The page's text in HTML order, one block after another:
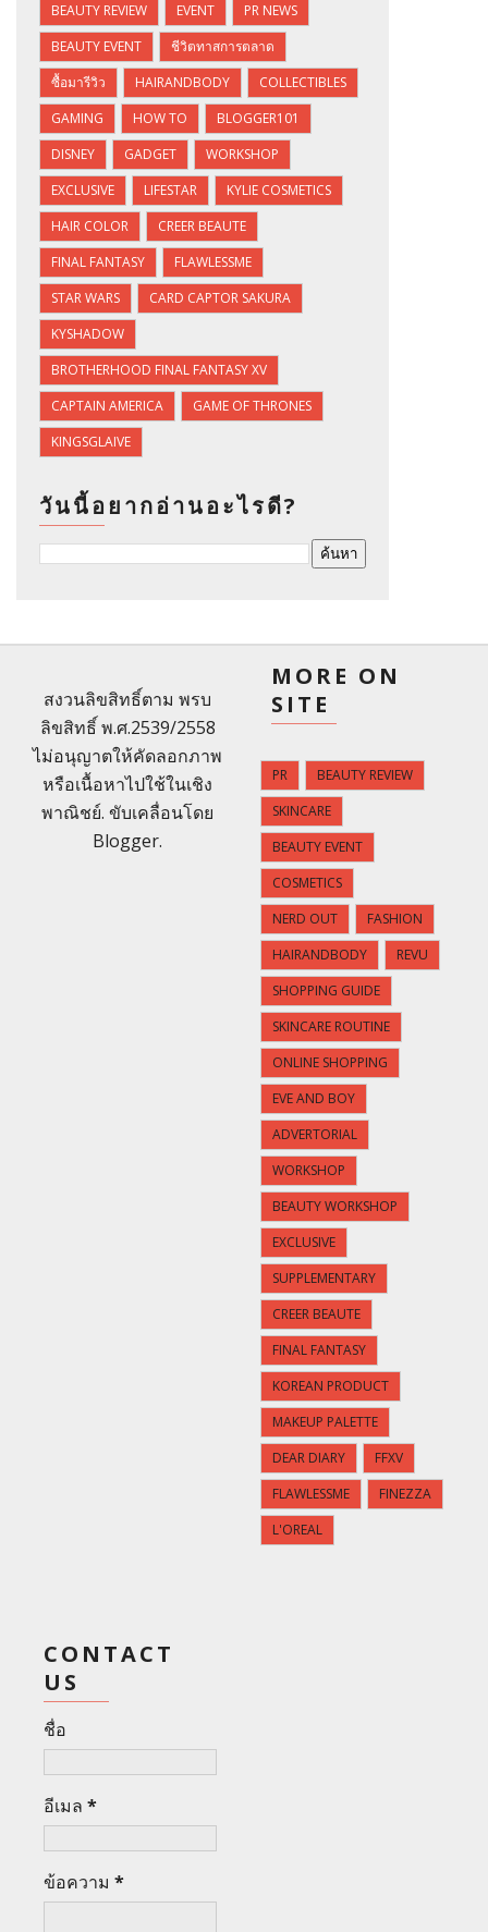
BEAUTY REVIEW EVENT
PR NEWS
BEAUTY EVENT
ชีวิตทาสการตลาด
ซื้อมารีวิว
HAIRANDBODY
COLLECTIBLES
GAMING
HOW TO
BLOGGER101
DISNEY
GADGET
WORKSHOP
EXCLUSIVE
LIFESTAR
KYLIE COSMETICS
HAIR COLOR
CREER BEAUTE
FINAL FANTASY
FLAWLESSME
STAR WARS
CARD CAPTOR SAKURA
KYSHADOW
BROTHERHOOD FINAL FANTASY XV
CAPTAIN AMERICA
GAME OF THRONES
KINGSGLAIVE
วันนี้อยากอ่านอะไรดี?
สงวนลิขสิทธิ์ตาม พรบ
ลิขสิทธิ์ พ.ศ.2539/2558
ไม่อนุญาตให้คัดลอกภาพ
หรือเนื้อหาไปใช้ในเชิง
พาณิชย์. ขับเคลื่อนโดย
Blogger.
MORE ON
SITE
PR
BEAUTY REVIEW
SKINCARE
BEAUTY EVENT
COSMETICS
NERD OUT
FASHION
HAIRANDBODY
REVU
SHOPPING GUIDE
SKINCARE ROUTINE
ONLINE SHOPPING
EVE AND BOY
ADVERTORIAL
WORKSHOP
BEAUTY WORKSHOP
EXCLUSIVE
SUPPLEMENTARY
CREER BEAUTE
FINAL FANTASY
KOREAN PRODUCT
MAKEUP PALETTE
DEAR DIARY
FFXV
FLAWLESSME
FINEZZA
L'OREAL
CONTACT
US
ชื่อ
อีเมล *
ข้อความ *